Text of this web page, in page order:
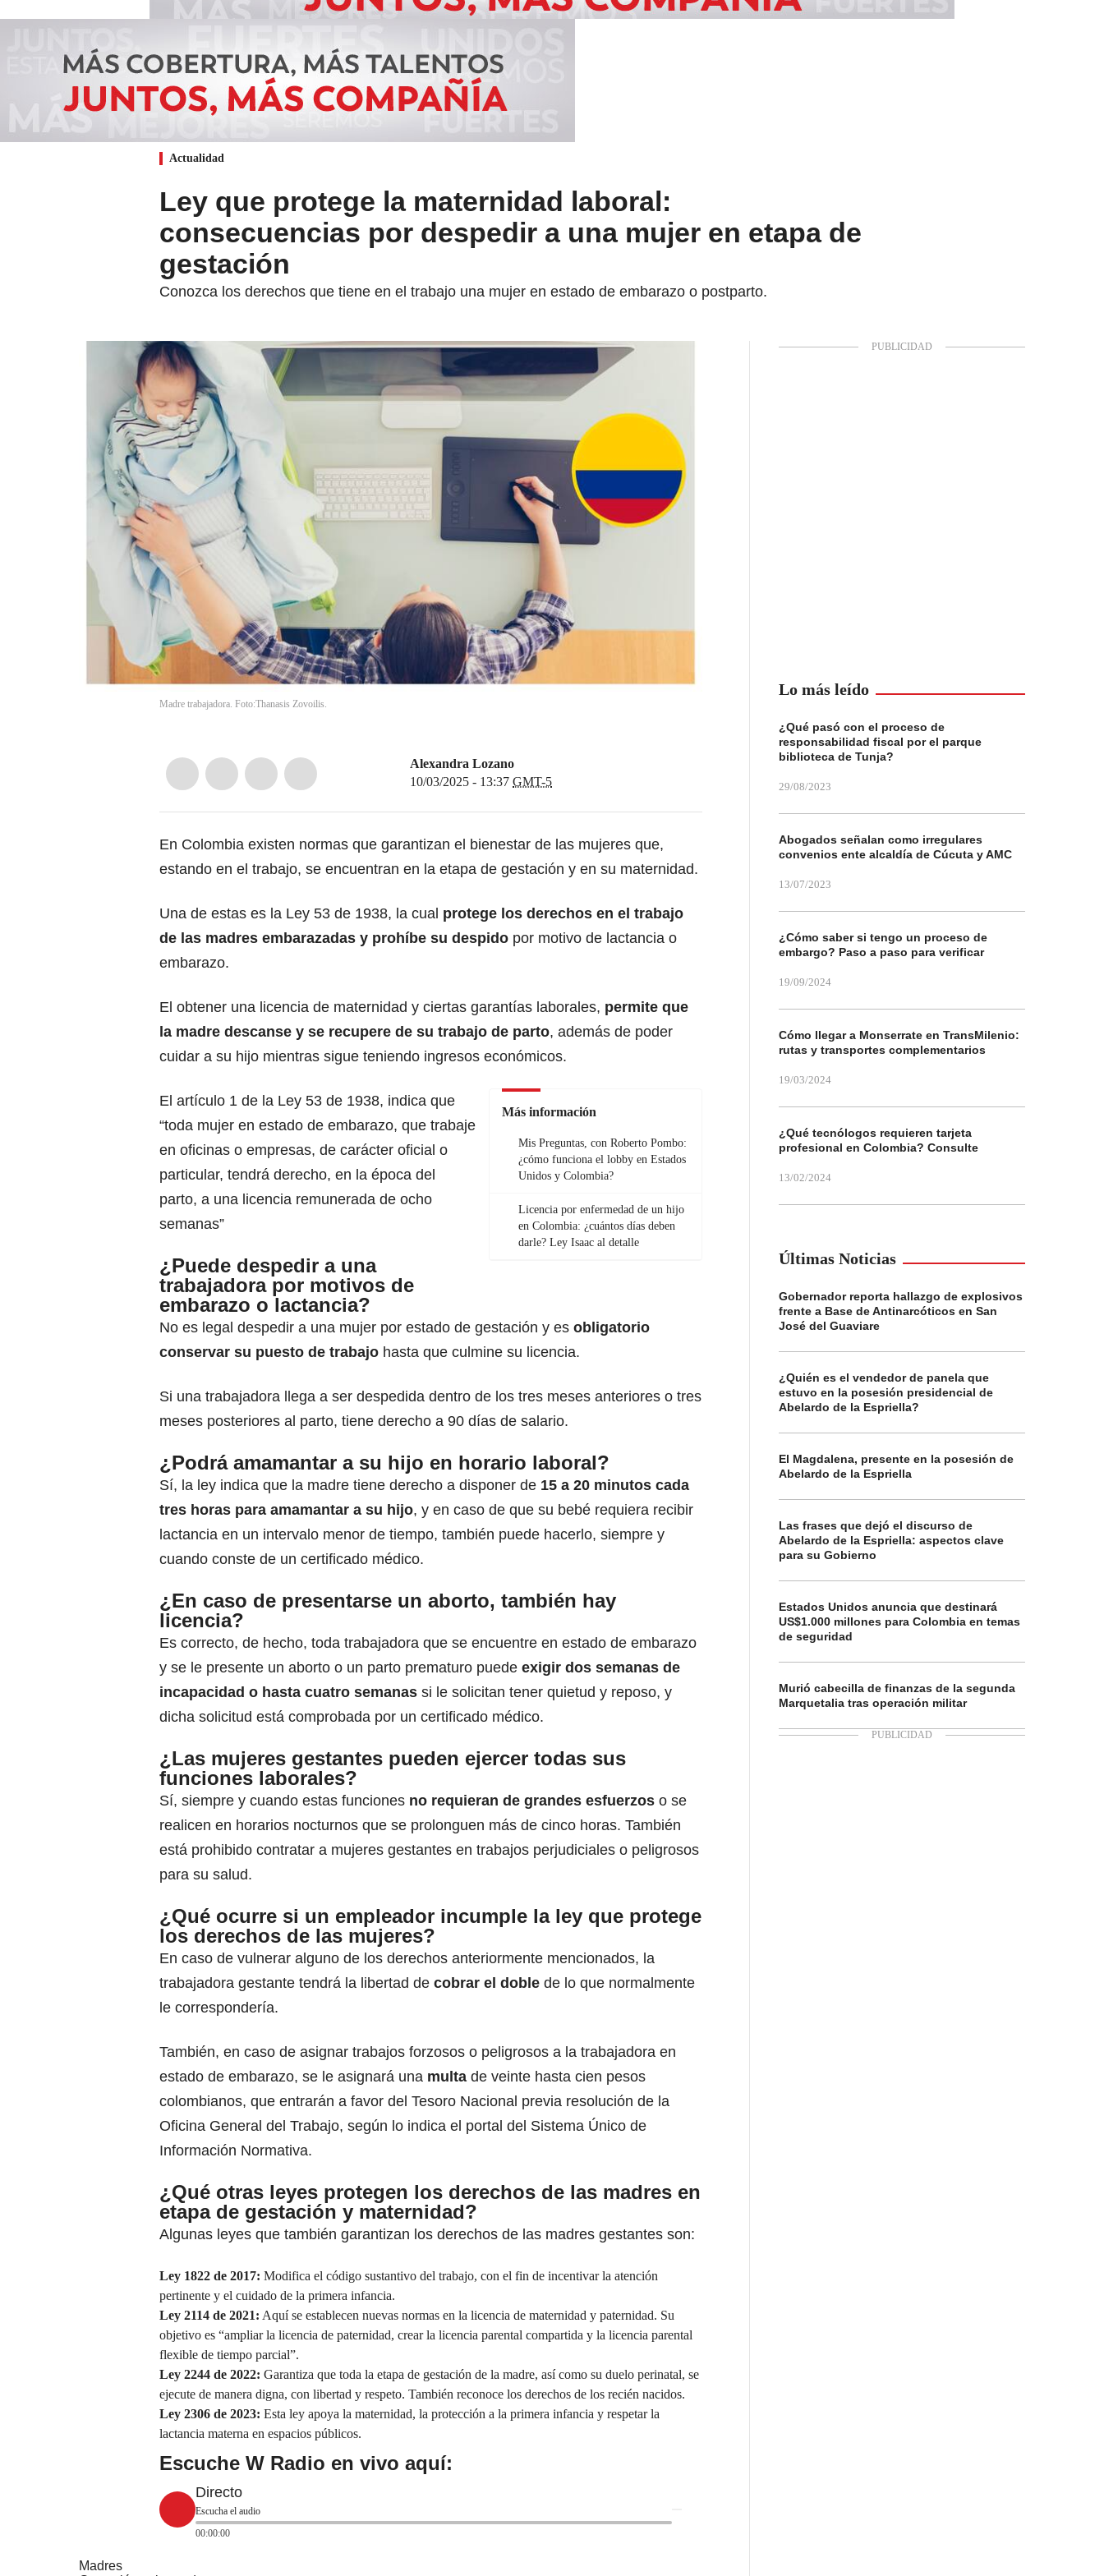
Actualidad
Ley que protege la maternidad laboral:
consecuencias por despedir a una mujer en etapa de
gestación
Conozca los derechos que tiene en el trabajo una mujer en estado de embarazo o postparto.
Madre trabajadora. Foto:Thanasis Zovoilis.
Alexandra Lozano
10/03/2025 - 13:37 GMT-5
En Colombia existen normas que garantizan el bienestar de las mujeres que,
estando en el trabajo, se encuentran en la etapa de gestación y en su maternidad.
Una de estas es la Ley 53 de 1938, la cual protege los derechos en el trabajo
de las madres embarazadas y prohíbe su despido por motivo de lactancia o
embarazo.
El obtener una licencia de maternidad y ciertas garantías laborales, permite que
la madre descanse y se recupere de su trabajo de parto, además de poder
cuidar a su hijo mientras sigue teniendo ingresos económicos.
Más información
Mis Preguntas, con Roberto Pombo:
¿cómo funciona el lobby en Estados
Unidos y Colombia?
Licencia por enfermedad de un hijo
en Colombia: ¿cuántos días deben
darle? Ley Isaac al detalle
El artículo 1 de la Ley 53 de 1938, indica que
“toda mujer en estado de embarazo, que trabaje
en oficinas o empresas, de carácter oficial o
particular, tendrá derecho, en la época del
parto, a una licencia remunerada de ocho
semanas”
¿Puede despedir a una
trabajadora por motivos de
embarazo o lactancia?
No es legal despedir a una mujer por estado de gestación y es obligatorio
conservar su puesto de trabajo hasta que culmine su licencia.
Si una trabajadora llega a ser despedida dentro de los tres meses anteriores o tres
meses posteriores al parto, tiene derecho a 90 días de salario.
¿Podrá amamantar a su hijo en horario laboral?
Sí, la ley indica que la madre tiene derecho a disponer de 15 a 20 minutos cada
tres horas para amamantar a su hijo, y en caso de que su bebé requiera recibir
lactancia en un intervalo menor de tiempo, también puede hacerlo, siempre y
cuando conste de un certificado médico.
¿En caso de presentarse un aborto, también hay
licencia?
Es correcto, de hecho, toda trabajadora que se encuentre en estado de embarazo
y se le presente un aborto o un parto prematuro puede exigir dos semanas de
incapacidad o hasta cuatro semanas si le solicitan tener quietud y reposo, y
dicha solicitud está comprobada por un certificado médico.
¿Las mujeres gestantes pueden ejercer todas sus
funciones laborales?
Sí, siempre y cuando estas funciones no requieran de grandes esfuerzos o se
realicen en horarios nocturnos que se prolonguen más de cinco horas. También
está prohibido contratar a mujeres gestantes en trabajos perjudiciales o peligrosos
para su salud.
¿Qué ocurre si un empleador incumple la ley que protege
los derechos de las mujeres?
En caso de vulnerar alguno de los derechos anteriormente mencionados, la
trabajadora gestante tendrá la libertad de cobrar el doble de lo que normalmente
le correspondería.
También, en caso de asignar trabajos forzosos o peligrosos a la trabajadora en
estado de embarazo, se le asignará una multa de veinte hasta cien pesos
colombianos, que entrarán a favor del Tesoro Nacional previa resolución de la
Oficina General del Trabajo, según lo indica el portal del Sistema Único de
Información Normativa.
¿Qué otras leyes protegen los derechos de las madres en
etapa de gestación y maternidad?
Algunas leyes que también garantizan los derechos de las madres gestantes son:
Ley 1822 de 2017: Modifica el código sustantivo del trabajo, con el fin de incentivar la atención
pertinente y el cuidado de la primera infancia.
Ley 2114 de 2021: Aquí se establecen nuevas normas en la licencia de maternidad y paternidad. Su
objetivo es “ampliar la licencia de paternidad, crear la licencia parental compartida y la licencia parental
flexible de tiempo parcial”.
Ley 2244 de 2022: Garantiza que toda la etapa de gestación de la madre, así como su duelo perinatal, se
ejecute de manera digna, con libertad y respeto. También reconoce los derechos de los recién nacidos.
Ley 2306 de 2023: Esta ley apoya la maternidad, la protección a la primera infancia y respetar la
lactancia materna en espacios públicos.
Escuche W Radio en vivo aquí:
Directo
Escucha el audio
00:00:00
Madres
Lo más leído
¿Qué pasó con el proceso de
responsabilidad fiscal por el parque
biblioteca de Tunja?
29/08/2023
Abogados señalan como irregulares
convenios ente alcaldía de Cúcuta y AMC
13/07/2023
¿Cómo saber si tengo un proceso de
embargo? Paso a paso para verificar
19/09/2024
Cómo llegar a Monserrate en TransMilenio:
rutas y transportes complementarios
19/03/2024
¿Qué tecnólogos requieren tarjeta
profesional en Colombia? Consulte
13/02/2024
Últimas Noticias
Gobernador reporta hallazgo de explosivos
frente a Base de Antinarcóticos en San
José del Guaviare
¿Quién es el vendedor de panela que
estuvo en la posesión presidencial de
Abelardo de la Espriella?
El Magdalena, presente en la posesión de
Abelardo de la Espriella
Las frases que dejó el discurso de
Abelardo de la Espriella: aspectos clave
para su Gobierno
Estados Unidos anuncia que destinará
US$1.000 millones para Colombia en temas
de seguridad
Murió cabecilla de finanzas de la segunda
Marquetalia tras operación militar